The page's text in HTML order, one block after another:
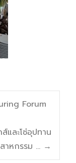
Forum
และโซ่อุปทาน
าหกรรม … →